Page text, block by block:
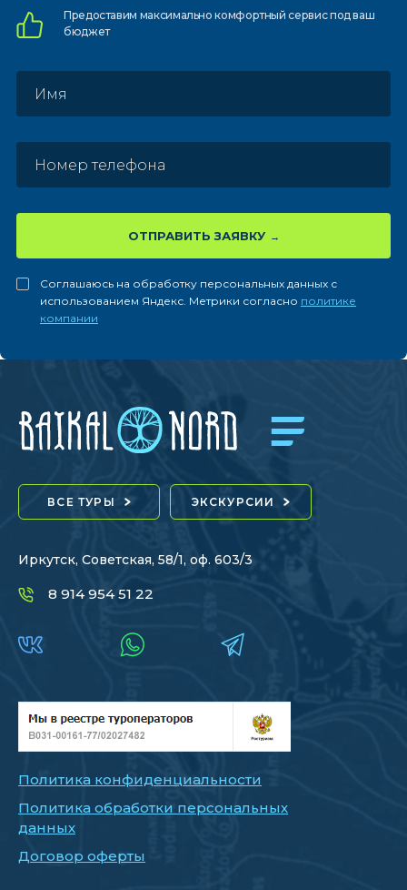
Предоставим максимально комфортныйсервис под ваш
бюджет
ОТПРАВИТЬ ЗАЯВКУ
Соглашаюсь на обработку персональных данных с
использованием Яндекс. Метрики согласно политике
компании
ВСЕ ТУРЫ ЭКСКУРСИИ
Иркутск, Советская, 58/1, оф. 603/3
8 914 954 51 22
Политика конфиденциальности
Политика обработки персональных
данных
Договор оферты